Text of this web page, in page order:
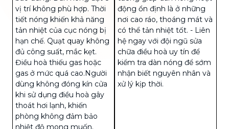
vị trí không phù hợp. Thời
tiết nóng khiến khả năng
tản nhiệt của cục nóng bị
hạn chế. Quạt quay không
đủ công suất, mắc kẹt.
Điều hoà thiếu gas hoặc
gas ở mức quá cao.Người
dùng không đóng kín cửa
khi sử dụng điều hoà gây
thoát hơi lạnh, khiến
phòng không đảm bảo
nhiệt độ mong muốn.
động ổn định là ở những
nơi cao ráo, thoáng mát và
có thể tản nhiệt tốt. - Liên
hệ ngay với đội ngũ sửa
chữa điều hoà uy tín để
kiểm tra dàn nóng để sớm
nhận biết nguyên nhân và
xử lý kịp thời.